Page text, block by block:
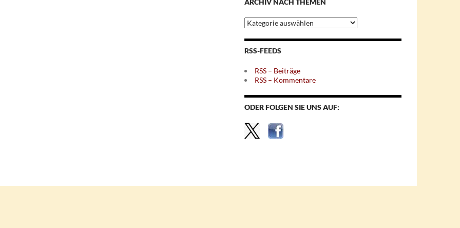
ARCHIV NACH THEMEN
Archiv
nach
Themen
RSS-FEEDS
RSS – Beiträge
RSS – Kommentare
ODER FOLGEN SIE UNS AUF: